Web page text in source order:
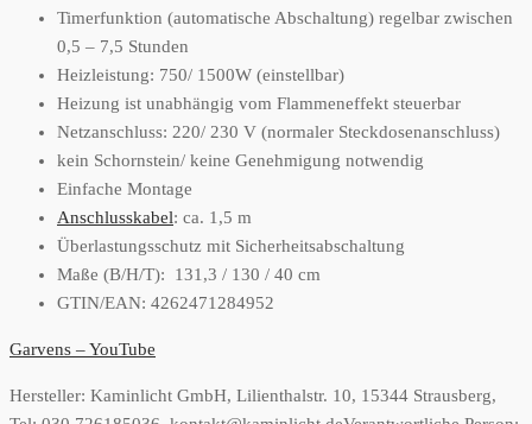
Timerfunktion (automatische Abschaltung) regelbar zwischen
0,5 – 7,5 Stunden
Heizleistung: 750/ 1500W (einstellbar)
Heizung ist unabhängig vom Flammeneffekt steuerbar
Netzanschluss: 220/ 230 V (normaler Steckdosenanschluss)
kein Schornstein/ keine Genehmigung notwendig
Einfache Montage
Anschlusskabel: ca. 1,5 m
Überlastungsschutz mit Sicherheitsabschaltung
Maße (B/H/T): 131,3 / 130 / 40 cm
GTIN/EAN: 4262471284952
Garvens – YouTube
Hersteller: Kaminlicht GmbH, Lilienthalstr. 10, 15344 Strausberg,